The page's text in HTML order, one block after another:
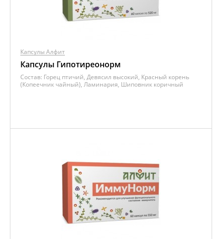
Капсулы Алфит
Капсулы Гипотиреонорм
Состав: Горец птичий, Девясил высокий, Красный корень
(Копеечник чайный), Ламинария, Шиповник коричный